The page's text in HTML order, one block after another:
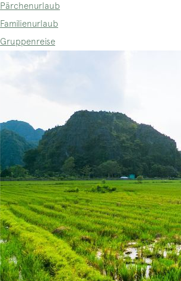
Pärchenurlaub
Familienurlaub
Gruppenreise